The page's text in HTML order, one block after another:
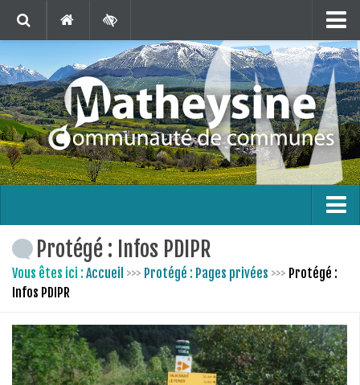
Matheysine Tourisme
Contact
Marchés Publics
Publications
Téléchargements
Carte interactive
En 1 clic !
L’intercommunalité
Le territoire
Bus France Services en Matheysine
Les compétences
Le Conseil Communautaire
Protégé : Infos PDIPR
Vous êtes ici : Accueil >>> Protégé : Pages privées >>> Protégé :
Infos PDIPR